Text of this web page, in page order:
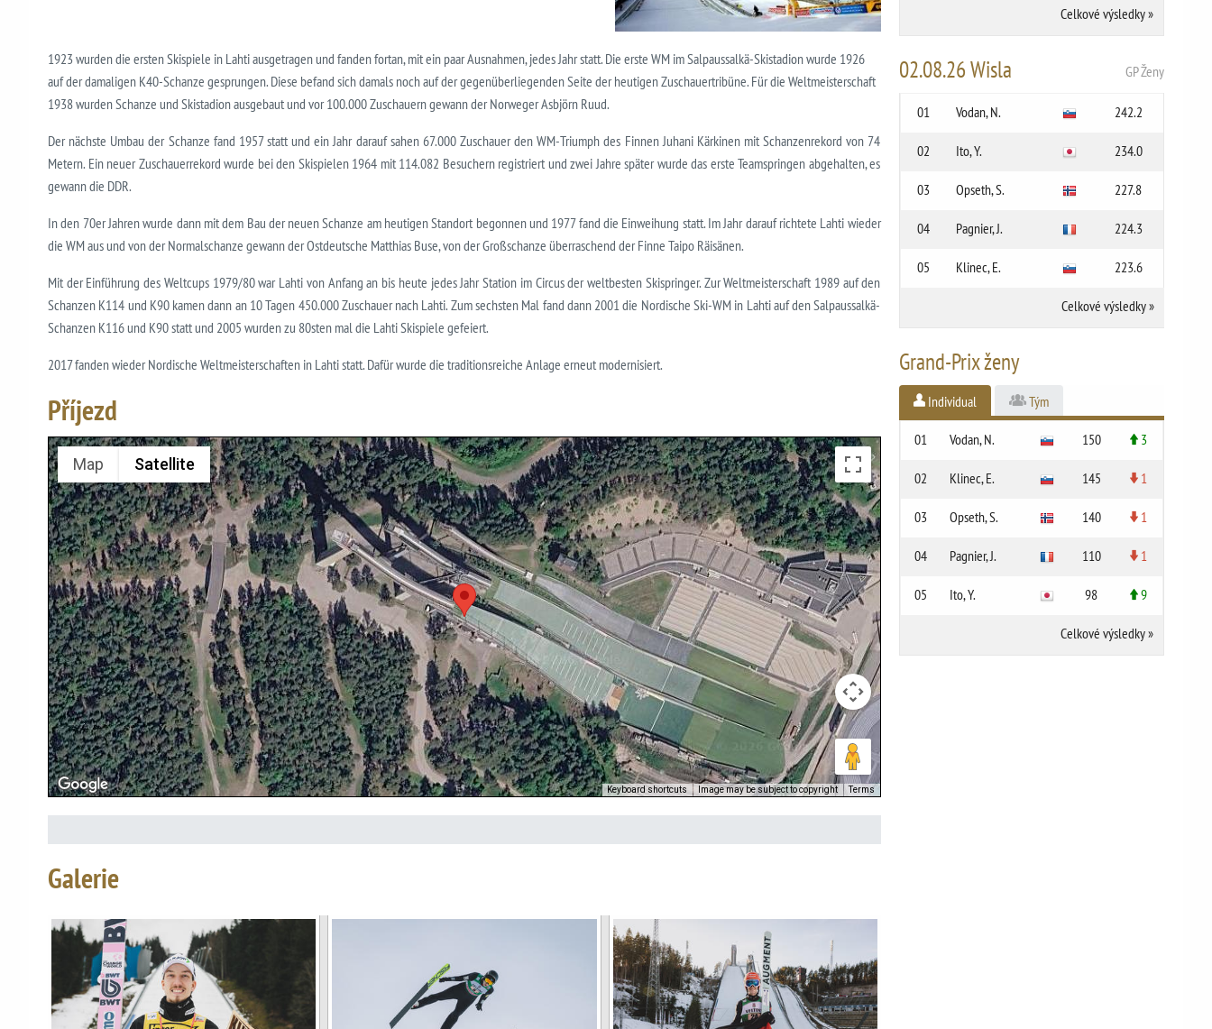
1923 wurden die ersten Skispiele in Lahti ausgetragen und fanden fortan, mit ein paar Ausnahmen, jedes Jahr statt. Die erste WM im Salpaussalkä-Skistadion wurde 1926
auf der damaligen K40-Schanze gesprungen. Diese befand sich damals noch auf der gegenüberliegenden Seite der heutigen Zuschauertribüne. Für die Weltmeisterschaft
1938 wurden Schanze und Skistadion ausgebaut und vor 100.000 Zuschauern gewann der Norweger Asbjörn Ruud.
Der nächste Umbau der Schanze fand 1957 statt und ein Jahr darauf sahen 67.000 Zuschauer den WM-Triumph des Finnen Juhani Kärkinen mit Schanzenrekord von 74
Metern. Ein neuer Zuschauerrekord wurde bei den Skispielen 1964 mit 114.082 Besuchern registriert und zwei Jahre später wurde das erste Teamspringen abgehalten, es
gewann die DDR.
In den 70er Jahren wurde dann mit dem Bau der neuen Schanze am heutigen Standort begonnen und 1977 fand die Einweihung statt. Im Jahr darauf richtete Lahti wieder
die WM aus und von der Normalschanze gewann der Ostdeutsche Matthias Buse, von der Großschanze überraschend der Finne Taipo Räisänen.
Mit der Einführung des Weltcups 1979/80 war Lahti von Anfang an bis heute jedes Jahr Station im Circus der weltbesten Skispringer. Zur Weltmeisterschaft 1989 auf den
Schanzen K114 und K90 kamen dann an 10 Tagen 450.000 Zuschauer nach Lahti. Zum sechsten Mal fand dann 2001 die Nordische Ski-WM in Lahti auf den Salpaussalkä-
Schanzen K116 und K90 statt und 2005 wurden zu 80sten mal die Lahti Skispiele gefeiert.
2017 fanden wieder Nordische Weltmeisterschaften in Lahti statt. Dafür wurde die traditionsreiche Anlage erneut modernisiert.
Příjezd
Map Satellite
Keyboard shortcuts Image may be subject to copyright Terms
Galerie
Celkové výsledky»
02.08.26 Wisla GP Ženy
01 Vodan, N. 242.2
02 Ito, Y. 234.0
03 Opseth, S. 227.8
04 Pagnier, J. 224.3
05 Klinec, E. 223.6
Celkové výsledky»
Grand-Prix ženy
Individual Tým
01 Vodan, N. 150 3
02 Klinec, E. 145 1
03 Opseth, S. 140 1
04 Pagnier, J. 110 1
05 Ito, Y. 98 9
Celkové výsledky»